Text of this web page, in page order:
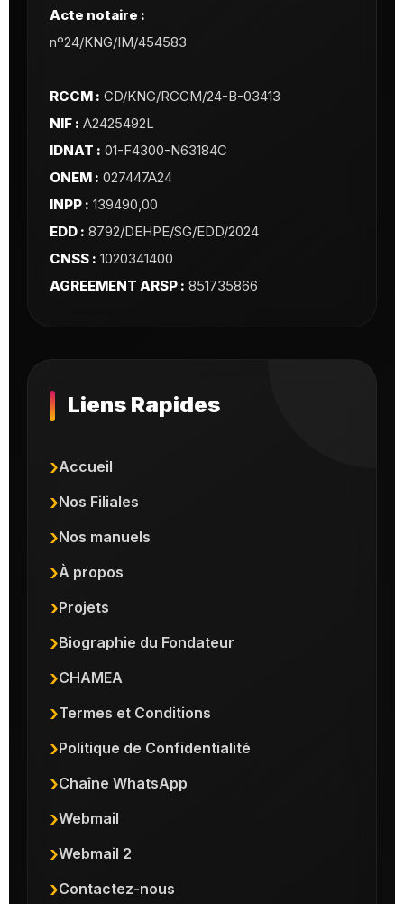
Acte notaire :
nº24/KNG/IM/454583
RCCM : CD/KNG/RCCM/24-B-03413
NIF : A2425492L
IDNAT : 01-F4300-N63184C
ONEM : 027447A24
INPP : 139490,00
EDD : 8792/DEHPE/SG/EDD/2024
CNSS : 1020341400
AGREEMENT ARSP : 851735866
Liens Rapides
Accueil
Nos Filiales
Nos manuels
À propos
Projets
Biographie du Fondateur
CHAMEA
Termes et Conditions
Politique de Confidentialité
Chaîne WhatsApp
Webmail
Webmail 2
Contactez-nous